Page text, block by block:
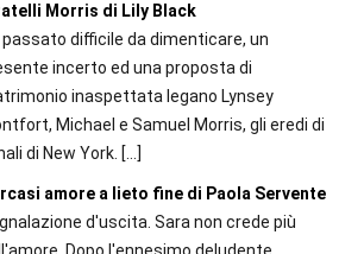
Morris di Lily Black
passato difficile da dimenticare, un
incerto ed una proposta di
inaspettata legano Lynsey
Michael e Samuel Morris, gli eredi di
di New York. […]
amore a lieto fine di Paola Servente
d'uscita. Sara non crede più